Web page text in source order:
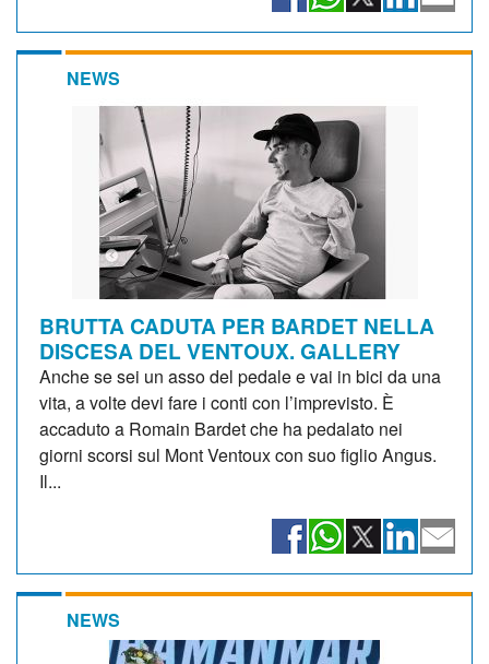
NEWS
BRUTTA CADUTA PER BARDET NELLA
DISCESA DEL VENTOUX. GALLERY
Anche se sei un asso del pedale e vai in bici da una
vita, a volte devi fare i conti con l’imprevisto. È
accaduto a Romain Bardet che ha pedalato nei
giorni scorsi sul Mont Ventoux con suo figlio Angus.
Il...
NEWS